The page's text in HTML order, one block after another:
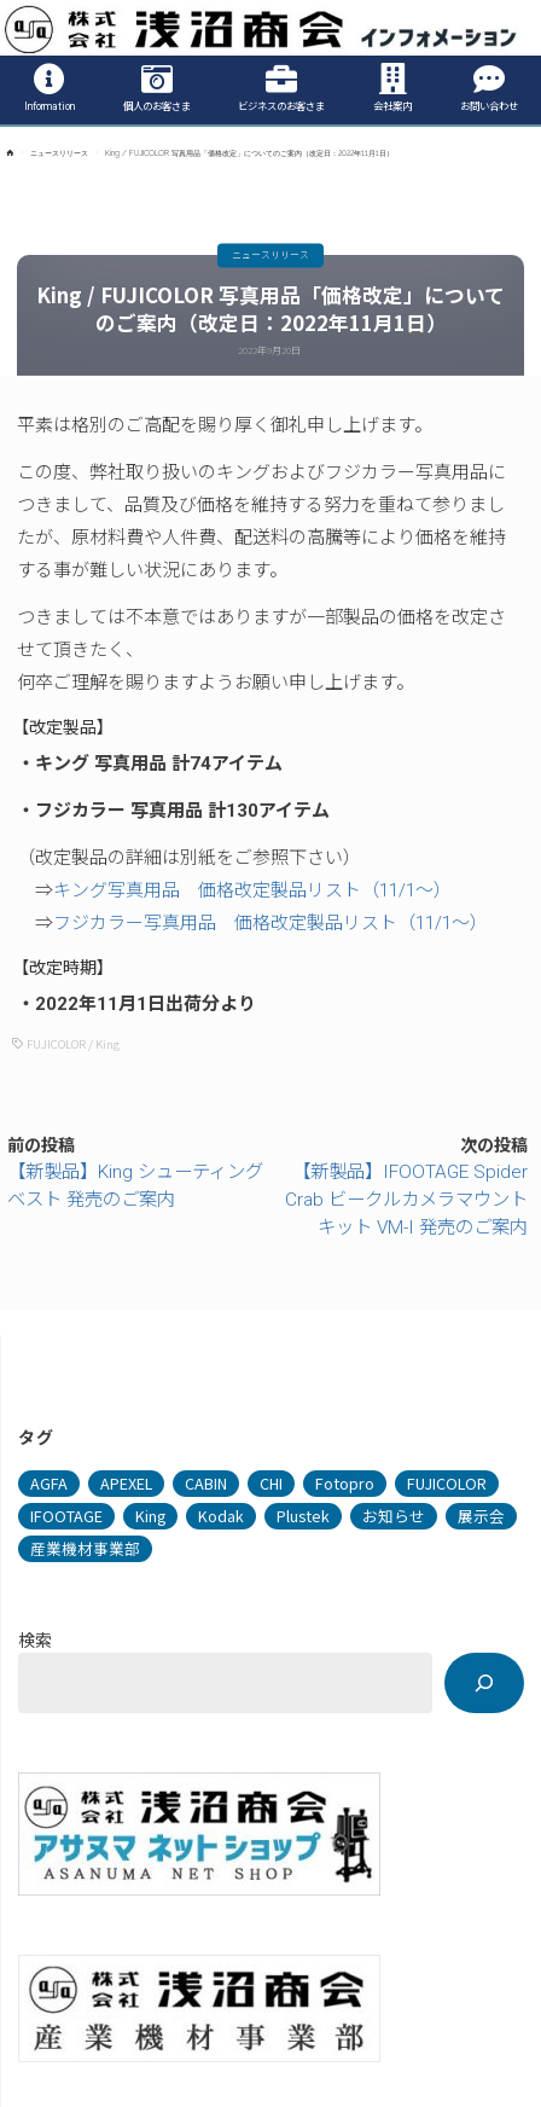
Information
Information 個人のお客さま ビジネスのお客さま 会社案内 お問い合わせ
ニュースリリース King / FUJICOLOR 写真用品「価格改定」についてのご案内（改定日：2022年11月1日）
King / FUJICOLOR 写真用品「価格改定」について
のご案内（改定日：2022年11月1日）
2022年9月20日
ニュースリリース
平素は格別のご高配を賜り厚く御礼申し上げます。
この度、弊社取り扱いのキングおよびフジカラー写真用品に
つきまして、品質及び価格を維持する努力を重ねて参りまし
たが、原材料費や人件費、配送料の高騰等により価格を維持
する事が難しい状況にあります。
つきましては不本意ではありますが一部製品の価格を改定さ
せて頂きたく、
何卒ご理解を賜りますようお願い申し上げます。
【改定製品】
・キング 写真用品 計74アイテム
・フジカラー 写真用品 計130アイテム
（改定製品の詳細は別紙をご参照下さい）
⇒キング写真用品 価格改定製品リスト（11/1～）
⇒フジカラー写真用品 価格改定製品リスト（11/1～）
【改定時期】
・2022年11月1日出荷分より
FUJICOLOR/ King
前の投稿
【新製品】King シューティング
ベスト 発売のご案内
次の投稿
【新製品】IFOOTAGE Spider
Crab ビークルカメラマウント
キット VM-I 発売のご案内
タグ
AGFA APEXEL CABIN CHI Fotopro
FUJICOLOR
IFOOTAGE
King Kodak Plustek お知らせ
展示会
産業機材事業部
検索